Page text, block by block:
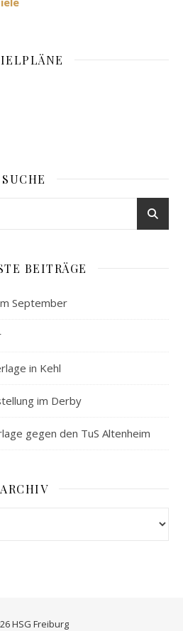
SUCHE
BEITRÄGE
September
in Kehl
im Derby
gegen den TuS Altenheim
ARCHIV
HSG Freiburg